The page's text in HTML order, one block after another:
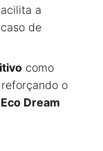
a
de
como
o
Eco Dream